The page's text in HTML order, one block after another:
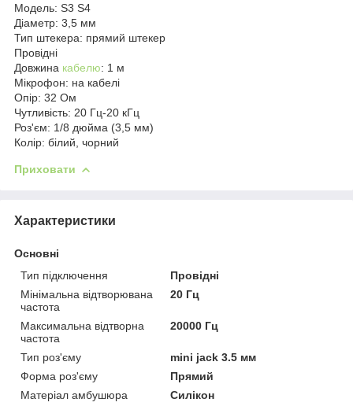
Модель: S3 S4
Діаметр: 3,5 мм
Тип штекера: прямий штекер
Провідні
Довжина кабелю: 1 м
Мікрофон: на кабелі
Опір: 32 Ом
Чутливість: 20 Гц-20 кГц
Роз'єм: 1/8 дюйма (3,5 мм)
Колір: білий, чорний
Приховати
Характеристики
Основні
Тип підключення
Провідні
Мінімальна відтворювана
частота
20 Гц
Максимальна відтворна
частота
20000 Гц
Тип роз'єму
mini jack 3.5 мм
Форма роз'єму
Прямий
Матеріал амбушюра
Силікон